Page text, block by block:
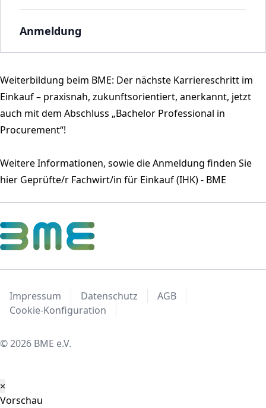
Anmeldung
Weiterbildung beim BME: Der nächste Karriereschritt im
Einkauf – praxisnah, zukunftsorientiert, anerkannt, jetzt
auch mit dem Abschluss „Bachelor Professional in
Procurement“!
Weitere Informationen, sowie die Anmeldung finden Sie
hier Geprüfte/r Fachwirt/in für Einkauf (IHK) - BME
Impressum Datenschutz
AGB
Cookie-Konfiguration
© 2026 BME e.V.
×
Vorschau